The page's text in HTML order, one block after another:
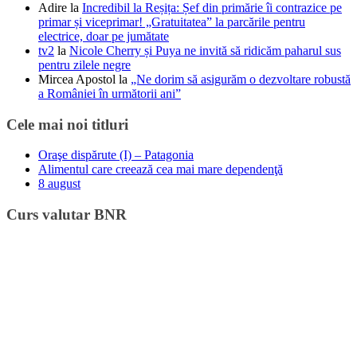
Adire la Incredibil la Reșița: Șef din primărie îi contrazice pe
primar și viceprimar! „Gratuitatea” la parcările pentru
electrice, doar pe jumătate
tv2 la Nicole Cherry și Puya ne invită să ridicăm paharul sus
pentru zilele negre
Mircea Apostol la „Ne dorim să asigurăm o dezvoltare robustă
a României în următorii ani”
Cele mai noi titluri
Oraşe dispărute (I) – Patagonia
Alimentul care creează cea mai mare dependenţă
8 august
Curs valutar BNR